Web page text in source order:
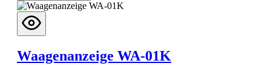
Waagenanzeige WA-01K